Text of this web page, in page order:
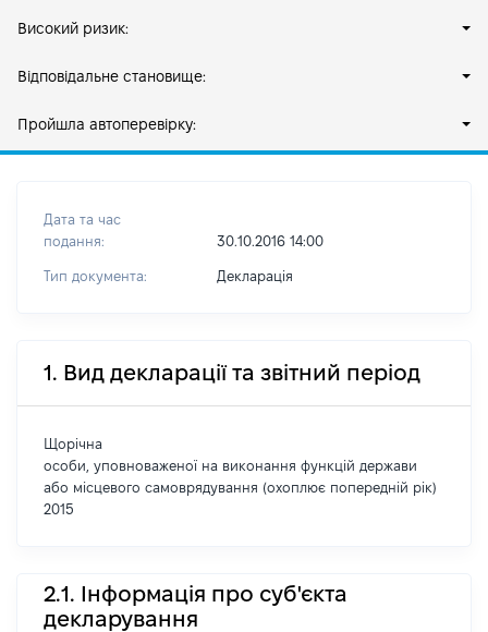
Високий ризик:
Відповідальне становище:
Пройшла автоперевірку:
Дата та час
подання:
30.10.2016 14:00
Тип документа: Декларація
1. Вид декларації та звітний період
Щорічна
особи, уповноваженої на виконання функцій держави
або місцевого самоврядування (охоплює попередній рік)
2015
2.1. Інформація про суб'єкта
декларування